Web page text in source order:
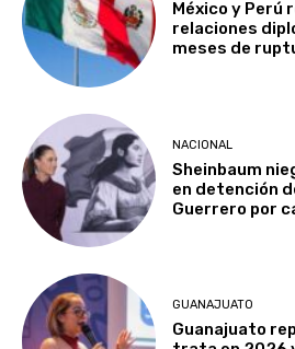
México y Perú
relaciones
meses de
NACIONAL
Sheinbaum
en detención
Guerrero por
GUANAJUATO
Guanajuato